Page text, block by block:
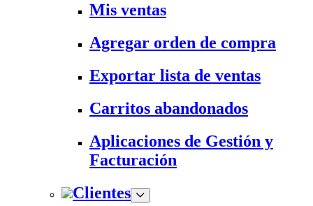
Mis ventas
Agregar orden de compra
Exportar lista de ventas
Carritos abandonados
Aplicaciones de Gestión y
Facturación
Clientes